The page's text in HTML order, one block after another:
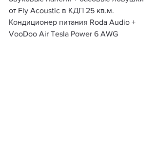
от Fly Acoustic в КДП 25 кв.м.
Кондиционер питания Roda Audio +
VooDoo Air Tesla Power 6 AWG